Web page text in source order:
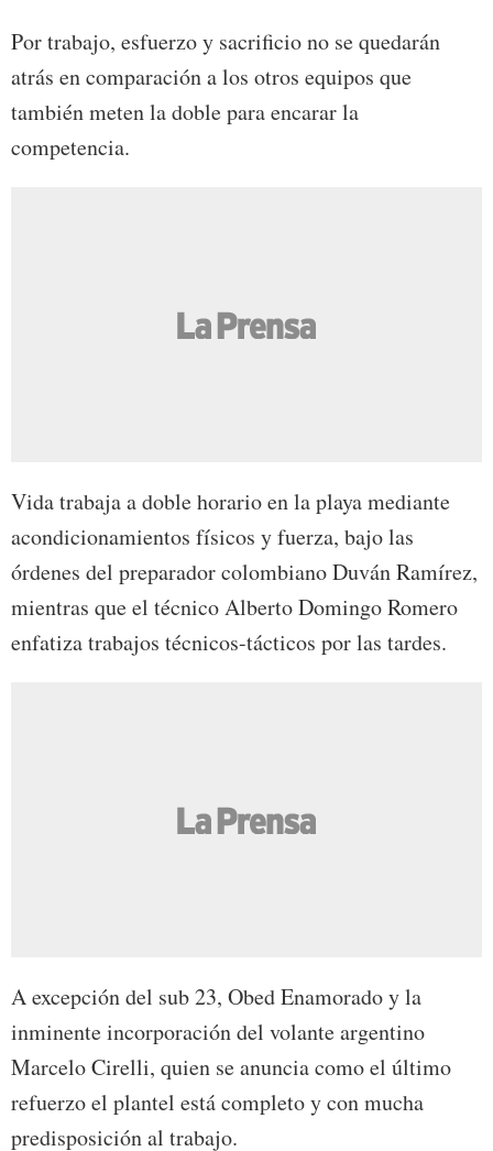
Por trabajo, esfuerzo y sacrificio no se quedarán
atrás en comparación a los otros equipos que
también meten la doble para encarar la
competencia.
Vida trabaja a doble horario en la playa mediante
acondicionamientos físicos y fuerza, bajo las
órdenes del preparador colombiano Duván Ramírez,
mientras que el técnico Alberto Domingo Romero
enfatiza trabajos técnicos-tácticos por las tardes.
A excepción del sub 23, Obed Enamorado y la
inminente incorporación del volante argentino
Marcelo Cirelli, quien se anuncia como el último
refuerzo el plantel está completo y con mucha
predisposición al trabajo.